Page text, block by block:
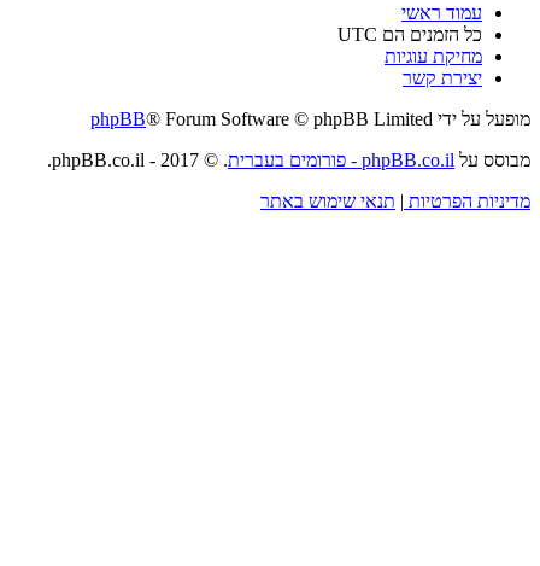
עמוד ראשי
כל הזמנים הם UTC
מחיקת עוגיות
יצירת קשר
מופעל על ידי
phpBB® Forum Software © phpBB Limited
מבוסס על phpBB.co.il - פורומים בעברית
. © 2017 - phpBB.co.il.
מדיניות הפרטיות | תנאי שימוש באתר